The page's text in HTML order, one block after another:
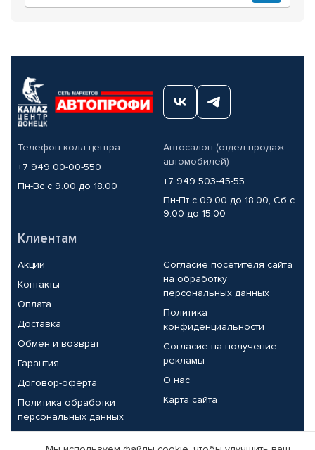
Телефон колл-центра
+7 949 00-00-550
Пн-Вс с 9.00 до 18.00
Автосалон (отдел продаж
автомобилей)
+7 949 503-45-55
Пн-Пт с 09.00 до 18.00, Сб с
9.00 до 15.00
Клиентам
Акции
Контакты
Оплата
Доставка
Обмен и возврат
Гарантия
Договор-оферта
Политика обработки
персональных данных
Согласие посетителя сайта
на обработку
персональных данных
Политика
конфиденциальности
Согласие на получение
рекламы
О нас
Карта сайта